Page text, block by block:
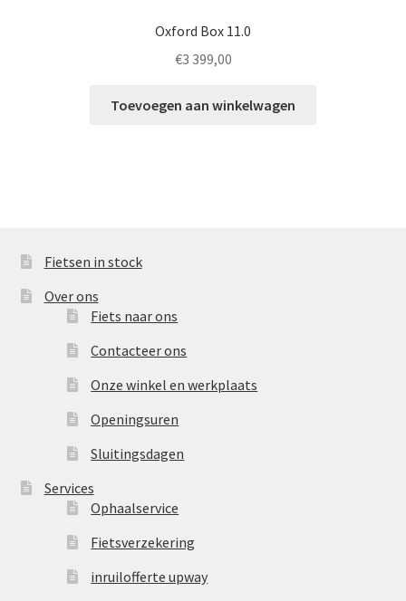
Oxford Box 11.0
€3 399,00
Toevoegen aan winkelwagen
Fietsen in stock
Over ons
Fiets naar ons
Contacteer ons
Onze winkel en werkplaats
Openingsuren
Sluitingsdagen
Services
Ophaalservice
Fietsverzekering
inruilofferte upway